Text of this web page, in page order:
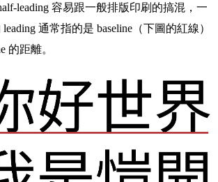
leading 容易跟一般排版印刷的搞混，一
通常指的是 baseline（下圖的紅線）
的距離。